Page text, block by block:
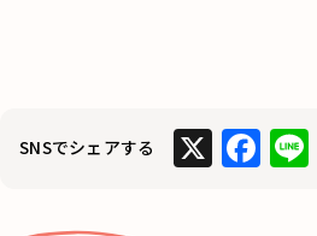
SNSでシェアする X F Li